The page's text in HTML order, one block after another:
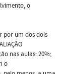
o
por um dos dois
nas aulas: 20%;
o